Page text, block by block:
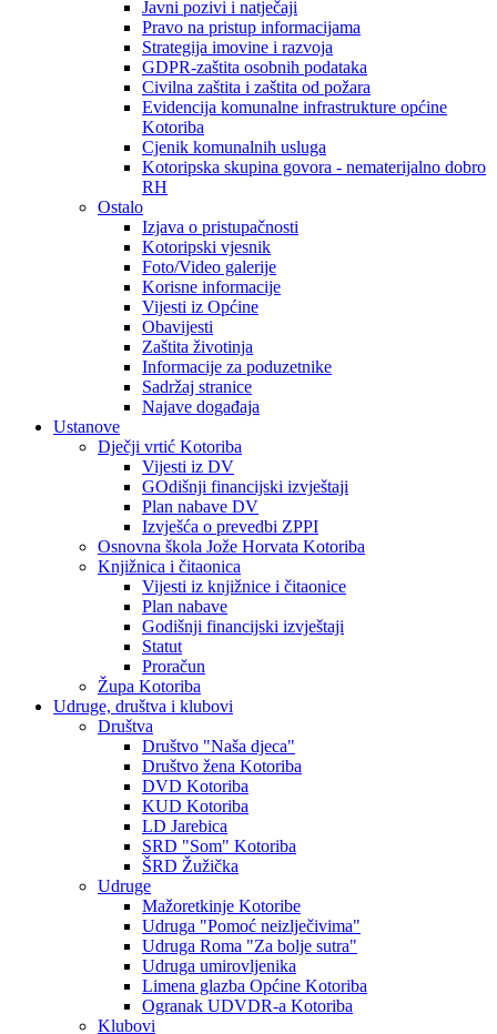
Javni pozivi i natječaji
Pravo na pristup informacijama
Strategija imovine i razvoja
GDPR-zaštita osobnih podataka
Civilna zaštita i zaštita od požara
Evidencija komunalne infrastrukture općine
Kotoriba
Cjenik komunalnih usluga
Kotoripska skupina govora - nematerijalno dobro
RH
Ostalo
Izjava o pristupačnosti
Kotoripski vjesnik
Foto/Video galerije
Korisne informacije
Vijesti iz Općine
Obavijesti
Zaštita životinja
Informacije za poduzetnike
Sadržaj stranice
Najave događaja
Ustanove
Dječji vrtić Kotoriba
Vijesti iz DV
GOdišnji financijski izvještaji
Plan nabave DV
Izvješća o prevedbi ZPPI
Osnovna škola Jože Horvata Kotoriba
Knjižnica i čitaonica
Vijesti iz knjižnice i čitaonice
Plan nabave
Godišnji financijski izvještaji
Statut
Proračun
Župa Kotoriba
Udruge, društva i klubovi
Društva
Društvo "Naša djeca"
Društvo žena Kotoriba
DVD Kotoriba
KUD Kotoriba
LD Jarebica
SRD "Som" Kotoriba
ŠRD Žužička
Udruge
Mažoretkinje Kotoribe
Udruga "Pomoć neizlječivima"
Udruga Roma "Za bolje sutra"
Udruga umirovljenika
Limena glazba Općine Kotoriba
Ogranak UDVDR-a Kotoriba
Klubovi